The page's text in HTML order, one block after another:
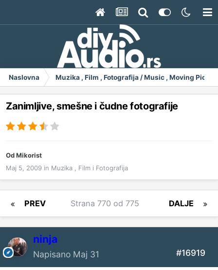
Naslovna Muzika , Film , Fotografija / Music , Moving
Zanimljive, smešne i čudne fotografije
OdMikorist
Maj 5, 2009 in Muzika , Film i Fotografija
PREV DALJE
Strana 770 od 775
ninja
Napisano Maj 31 #16919